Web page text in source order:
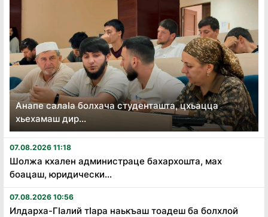
Анапе салаӏа болхача студенташта, цхьацца
хьехамаш дир...
07.08.2026 11:18
Шолжа кхален администраце бахархошта, мах
боацаш, юридически...
07.08.2026 10:56
Илдарха-Гӏалий тӏара наькъаш тоадеш ба болхлой